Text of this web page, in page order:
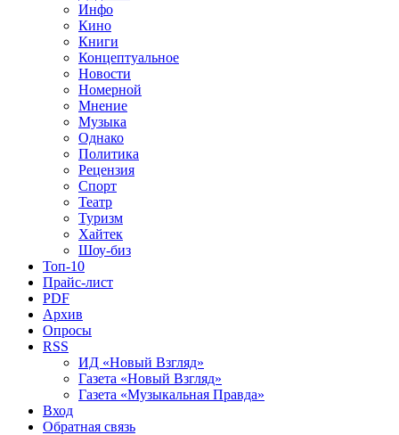
Инфо
Кино
Книги
Концептуальное
Новости
Номерной
Мнение
Музыка
Однако
Политика
Рецензия
Спорт
Театр
Туризм
Хайтек
Шоу-биз
Топ-10
Прайс-лист
PDF
Архив
Опросы
RSS
ИД «Новый Взгляд»
Газета «Новый Взгляд»
Газета «Музыкальная Правда»
Вход
Обратная связь